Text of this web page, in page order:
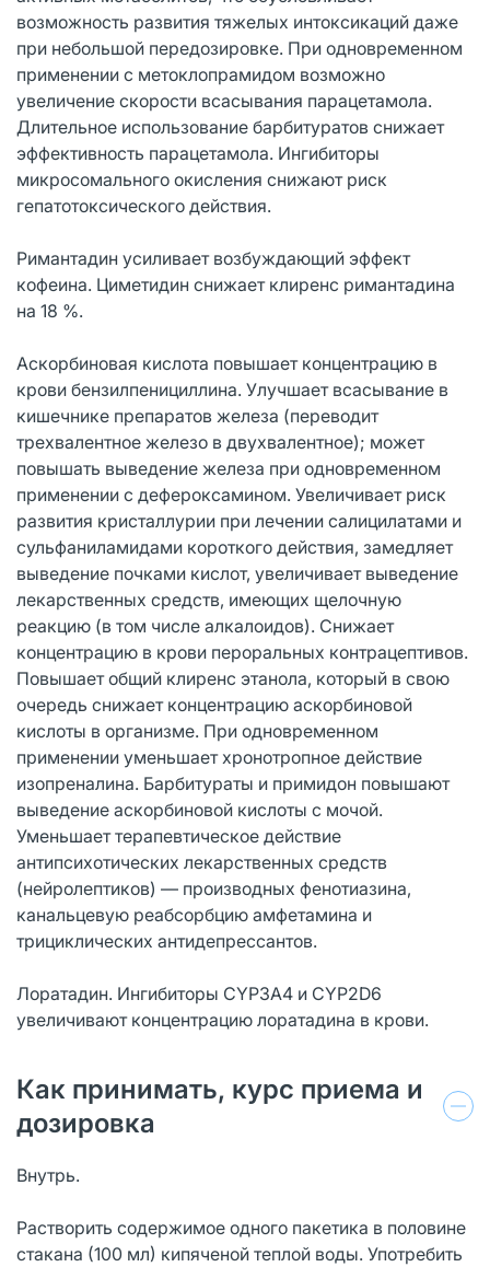
возможность развития тяжелых интоксикаций даже
при небольшой передозировке. При одновременном
применении с метоклопрамидом возможно
увеличение скорости всасывания парацетамола.
Длительное использование барбитуратов снижает
эффективность парацетамола. Ингибиторы
микросомального окисления снижают риск
гепатотоксического действия.
Римантадин усиливает возбуждающий эффект
кофеина. Циметидин снижает клиренс римантадина
на 18 %.
Аскорбиновая кислота повышает концентрацию в
крови бензилпенициллина. Улучшает всасывание в
кишечнике препаратов железа (переводит
трехвалентное железо в двухвалентное); может
повышать выведение железа при одновременном
применении с дефероксамином. Увеличивает риск
развития кристаллурии при лечении салицилатами и
сульфаниламидами короткого действия, замедляет
выведение почками кислот, увеличивает выведение
лекарственных средств, имеющих щелочную
реакцию (в том числе алкалоидов). Снижает
концентрацию в крови пероральных контрацептивов.
Повышает общий клиренс этанола, который в свою
очередь снижает концентрацию аскорбиновой
кислоты в организме. При одновременном
применении уменьшает хронотропное действие
изопреналина. Барбитураты и примидон повышают
выведение аскорбиновой кислоты с мочой.
Уменьшает терапевтическое действие
антипсихотических лекарственных средств
(нейролептиков) — производных фенотиазина,
канальцевую реабсорбцию амфетамина и
трициклических антидепрессантов.
Лоратадин. Ингибиторы CYP3A4 и CYP2D6
увеличивают концентрацию лоратадина в крови.
Как принимать, курс приема и
дозировка
Внутрь.
Растворить содержимое одного пакетика в половине
стакана (100 мл) кипяченой теплой воды. Употребить